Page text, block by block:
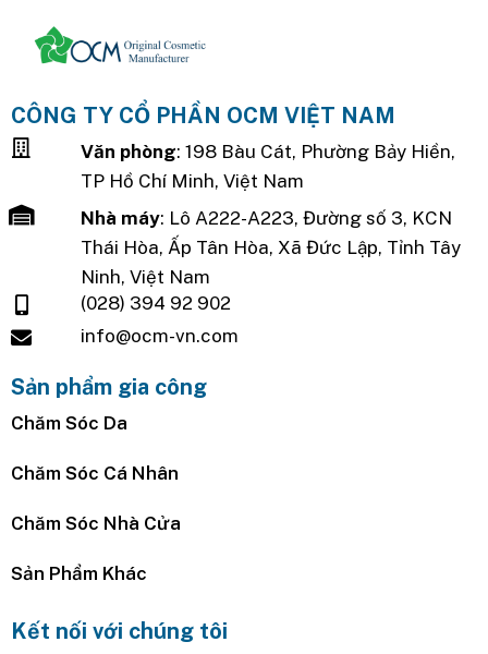
CÔNG TY CỔ PHẦN OCM VIỆT NAM
Văn phòng: 198 Bàu Cát, Phường Bảy Hiền,
TP Hồ Chí Minh, Việt Nam
Nhà máy: Lô A222-A223, Đường số 3, KCN
Thái Hòa, Ấp Tân Hòa, Xã Đức Lập, Tỉnh Tây
Ninh, Việt Nam
(028) 394 92 902
info@ocm-vn.com
Sản phẩm gia công
Chăm Sóc Da
Chăm Sóc Cá Nhân
Chăm Sóc Nhà Cửa
Sản Phẩm Khác
Kết nối với chúng tôi